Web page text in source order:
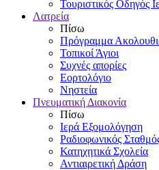
Τουριστικός Οδηγός
Λατρεία
Πίσω
Πρόγραμμα
Τοπικοί Άγιοι
Συχνές απορίες
Εορτολόγιο
Νηστεία
Πνευματική Διακονία
Πίσω
Ιερά Εξομολόγηση
Ραδιοφωνικός
Κατηχητικά Σχολεία
Αντιαιρετική Δράση